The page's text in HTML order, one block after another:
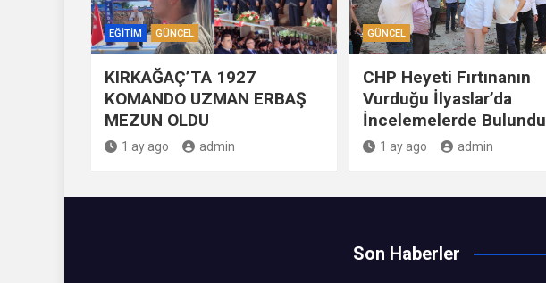
EĞITIM GÜNCEL
KIRKAĞAÇ’TA 1927
KOMANDO UZMAN ERBAŞ
MEZUN OLDU
1 ay ago admin
GÜNCEL
CHP Heyeti Fırtınanın
Vurduğu İlyaslar’da
İncelemelerde Bulundu
1 ay ago admin
Son Haberler